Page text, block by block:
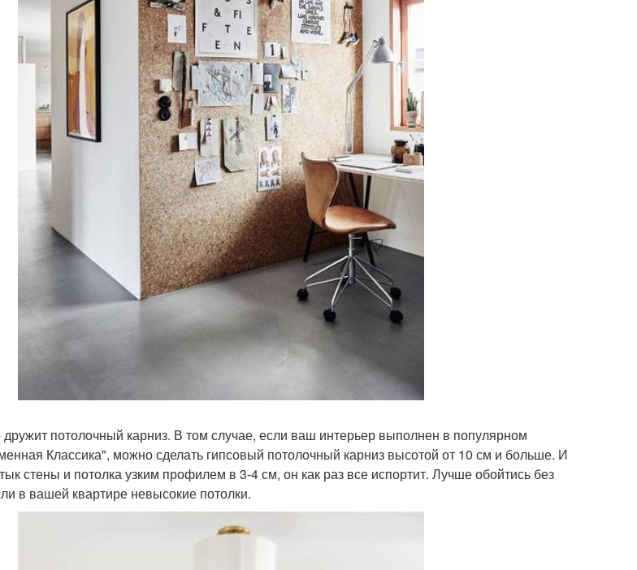
потолочный карниз. В том случае, если ваш интерьер выполнен в популярном
Классика", можно сделать гипсовый потолочный карниз высотой от 10 см и больше. И
стены и потолка узким профилем в 3-4 см, он как раз все испортит. Лучше обойтись без
в вашей квартире невысокие потолки.